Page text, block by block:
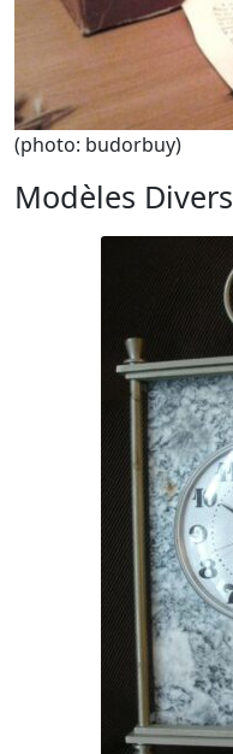
(photo: budorbuy)
Modèles Divers